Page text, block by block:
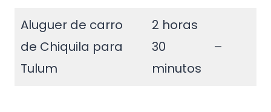
Aluguer de carro
de Chiquila para
Tulum
2 horas
30
minutos
–